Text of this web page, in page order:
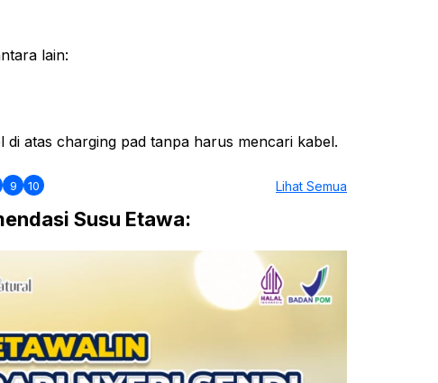
lain:
atas charging pad tanpa harus mencari kabel.
9 10 Lihat Semua
Susu Etawa: